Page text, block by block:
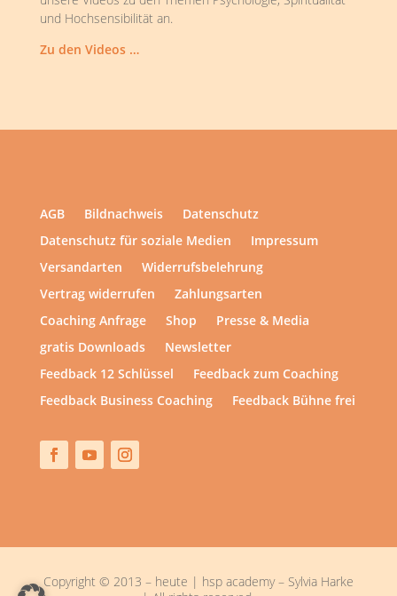
und Hochsensibilität an.
Zu den Videos …
AGB Bildnachweis
Datenschutz
Datenschutz für soziale Medien
Impressum
Versandarten
Widerrufsbelehrung
Vertrag widerrufen
Zahlungsarten
Coaching Anfrage
Shop
Presse & Media
gratis Downloads
Newsletter
Feedback 12 Schlüssel
Feedback zum Coaching
Feedback Business Coaching
Feedback Bühne frei
Copyright © 2013 – heute | hsp academy – Sylvia Harke